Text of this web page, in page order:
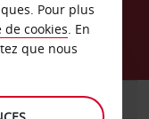
UTILITAIRE
Pour plus
cookies. En
que nous